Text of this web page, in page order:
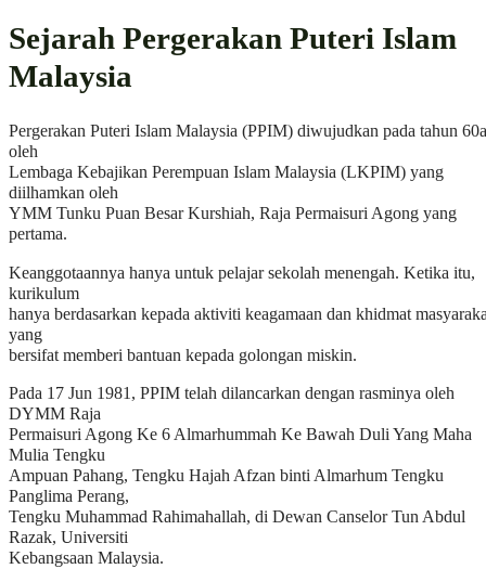
Sejarah Pergerakan Puteri Islam
Malaysia
Pergerakan Puteri Islam Malaysia (PPIM) diwujudkan pada tahun
oleh
Lembaga Kebajikan Perempuan Islam Malaysia (LKPIM) yang
diilhamkan oleh
YMM Tunku Puan Besar Kurshiah, Raja Permaisuri Agong yang
pertama.
Keanggotaannya hanya untuk pelajar sekolah menengah. Ketika itu,
kurikulum
hanya berdasarkan kepada aktiviti keagamaan dan khidmat
yang
bersifat memberi bantuan kepada golongan miskin.
Pada 17 Jun 1981, PPIM telah dilancarkan dengan rasminya oleh
DYMM Raja
Permaisuri Agong Ke 6 Almarhummah Ke Bawah Duli Yang Maha
Mulia Tengku
Ampuan Pahang, Tengku Hajah Afzan binti Almarhum Tengku
Panglima Perang,
Tengku Muhammad Rahimahallah, di Dewan Canselor Tun Abdul
Razak, Universiti
Kebangsaan Malaysia.